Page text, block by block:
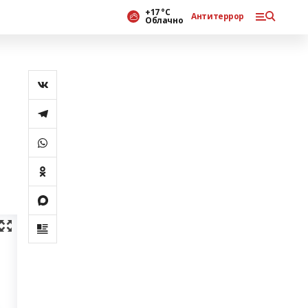
+17 °С
Облачно Антитеррор